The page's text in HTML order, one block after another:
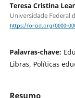
Teresa Cristina
Universidade Federal
https://orcid.org/0000-
Palavras-chave:
Libras, Políticas
Resumo